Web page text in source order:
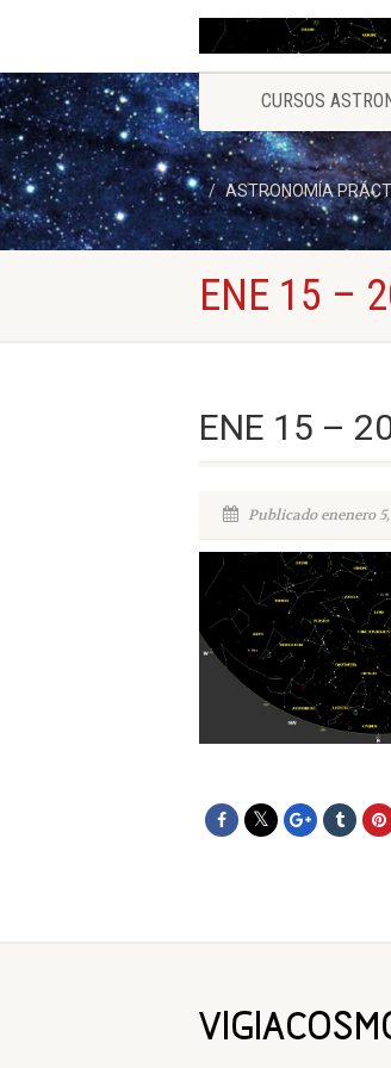
CURSOS
ASTRONOMÍA
ENE 15 –
ENE 15 –
Publicado enenero 5,